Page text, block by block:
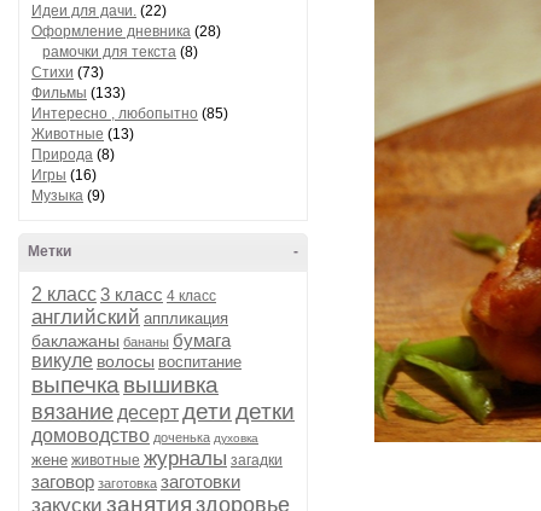
Идеи для дачи. (22)
Оформление дневника (28)
рамочки для текста (8)
Стихи (73)
Фильмы (133)
Интересно , любопытно (85)
Животные (13)
Природа (8)
Игры (16)
Музыка (9)
-
Метки
2 класс3 класс 4 класс
английский аппликация
баклажаны бананы бумага
викуле волосы воспитание
выпечка вышивка
вязание десертдетидетки
домоводство доченька духовка
жене животные журналы загадки
заговор заготовка заготовки
закуски занятия здоровье